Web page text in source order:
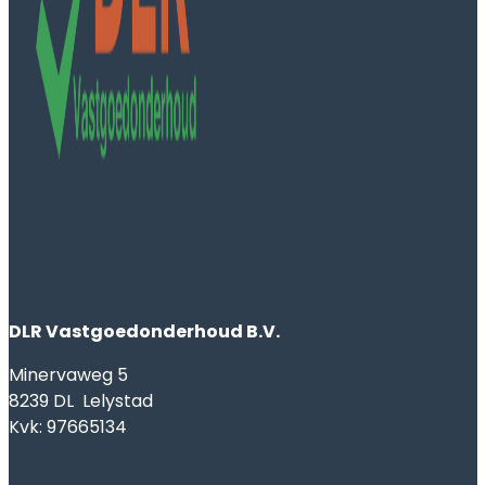
Diensten
Dak inspectie
Pannendak renoveren
Dak isolatie
Schoorsteen renovatie
Werkgebied
Alle berichten
Contact opnemen
Offerte aanvragen